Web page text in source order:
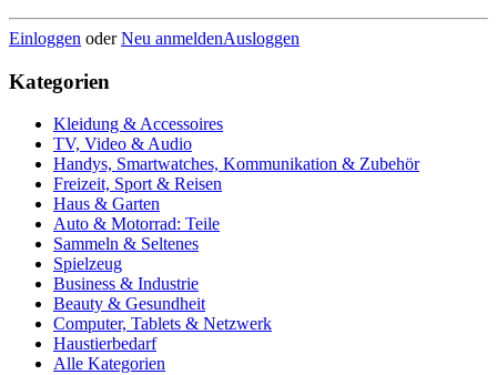
Einloggen oderNeu anmeldenAusloggen
Kategorien
Kleidung & Accessoires
TV, Video & Audio
Handys, Smartwatches, Kommunikation & Zubehör
Freizeit, Sport & Reisen
Haus & Garten
Auto & Motorrad: Teile
Sammeln & Seltenes
Spielzeug
Business & Industrie
Beauty & Gesundheit
Computer, Tablets & Netzwerk
Haustierbedarf
Alle Kategorien